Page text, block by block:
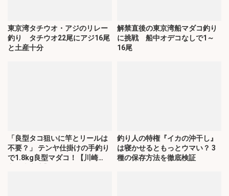
東京湾タチウオ・アジのリレー
釣り タチウオ22尾にアジ16尾
と土産十分
解禁直後の東京湾船マダコ釣り
に挑戦 船中オデコなしで1～
16尾
「良型タコ狙いに竿とリールは
不要？」 テンヤ仕掛けの手釣り
で1.8kg良型マダコ！【川崎
釣り人の特権『イカの沖干し』
は寝かせるともっとウマい？ 3
種の保存方法を徹底検証